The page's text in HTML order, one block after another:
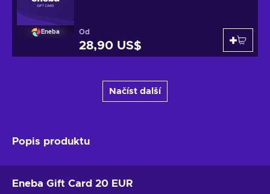
Eneba Od
28,90 US$
Načíst další
Popis produktu
Eneba Gift Card 20 EUR